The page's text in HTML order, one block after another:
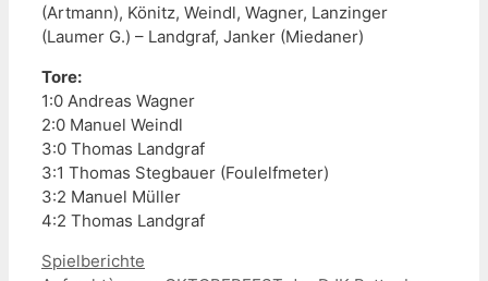
(Artmann), Könitz, Weindl, Wagner, Lanzinger
(Laumer G.) – Landgraf, Janker (Miedaner)
Tore:
1:0 Andreas Wagner
2:0 Manuel Weindl
3:0 Thomas Landgraf
3:1 Thomas Stegbauer (Foulelfmeter)
3:2 Manuel Müller
4:2 Thomas Landgraf
Kategorien
Spielberichte